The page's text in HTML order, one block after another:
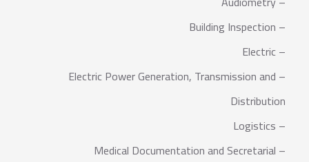
– Building Inspection
– Electric
– Electric Power Generation, Transmission and
Distribution
– Logistics
– Medical Documentation and Secretarial